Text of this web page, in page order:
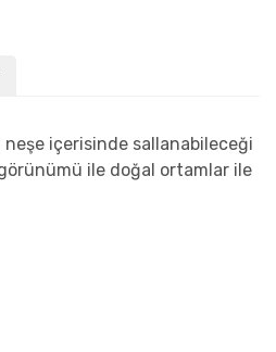
neşe içerisinde sallanabileceği
ile doğal ortamlar ile